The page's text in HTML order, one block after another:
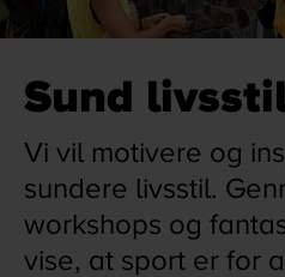
Sund
Vi vil motivere og
sundere livsstil.
workshops og
vise, at sport er for